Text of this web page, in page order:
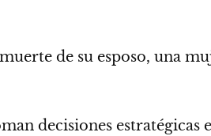
de su esposo, una
decisiones